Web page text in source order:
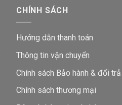
CHÍNH SÁCH
Hướng dẫn thanh toán
Thông tin vận chuyển
Chính sách Bảo hành & đổi trả
Chính sách thương mại